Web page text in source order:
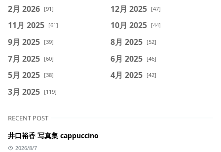
2月 2026 [91] 12月 2025 [47]
11月 2025 [61] 10月 2025 [44]
9月 2025 [39] 8月 2025 [52]
7月 2025 [60] 6月 2025 [46]
5月 2025 [38] 4月 2025 [42]
3月 2025 [119]
RECENT POST
井口裕香 写真集 cappuccino
2026/8/7